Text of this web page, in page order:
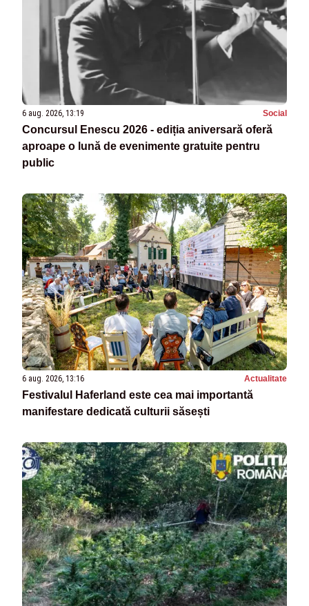
6 aug. 2026, 13:19 Social
Concursul Enescu 2026 - ediția aniversară oferă
aproape o lună de evenimente gratuite pentru
public
6 aug. 2026, 13:16 Actualitate
Festivalul Haferland este cea mai importantă
manifestare dedicată culturii săsești